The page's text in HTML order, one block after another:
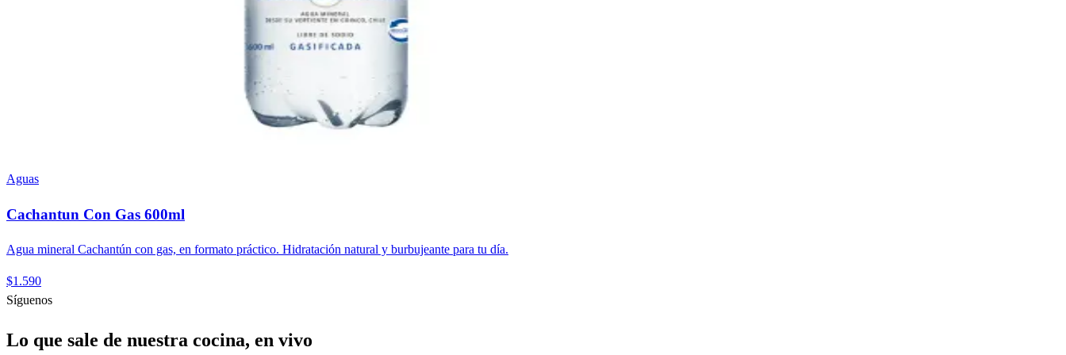
Aguas
Cachantun Con Gas 600ml
Agua mineral Cachantún con gas, en formato práctico. Hidratación natural y burbujeante para tu día.
$1.590
Síguenos
Lo que sale de nuestra cocina, en vivo